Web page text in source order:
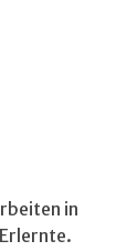
in